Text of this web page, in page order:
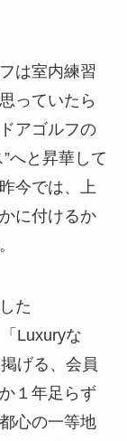
は室内練習
っていたら
アゴルフの
へと昇華して
今では、上
に付けるか
た
Luxuryな
げる、会員
１年足らず
心の一等地